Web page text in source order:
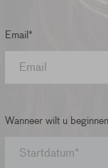
Email*
Wanneer wilt u